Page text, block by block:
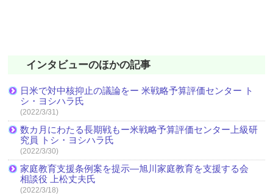
インタビューのほかの記事
日米で対中核抑止の議論をー 米戦略予算評価センター ト
シ・ヨシハラ氏
(2022/3/31)
数カ月にわたる長期戦もー米戦略予算評価センター上級研
究員 トシ・ヨシハラ氏
(2022/3/30)
家庭教育支援条例案を提示―旭川家庭教育を支援する会
相談役 上松丈夫氏
(2022/3/18)